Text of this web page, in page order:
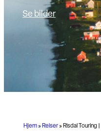
Se bilder
Hjem» Reiser» Risdal Touring